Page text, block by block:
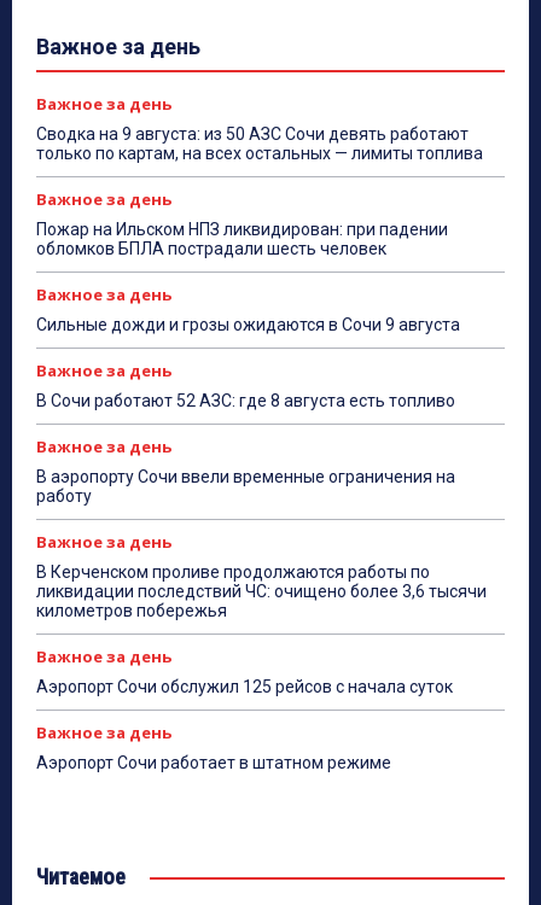
Важное за день
Важное за день
Сводка на 9 августа: из 50 АЗС Сочи девять работают
только по картам, на всех остальных — лимиты топлива
Важное за день
Пожар на Ильском НПЗ ликвидирован: при падении
обломков БПЛА пострадали шесть человек
Важное за день
Сильные дожди и грозы ожидаются в Сочи 9 августа
Важное за день
В Сочи работают 52 АЗС: где 8 августа есть топливо
Важное за день
В аэропорту Сочи ввели временные ограничения на
работу
Важное за день
В Керченском проливе продолжаются работы по
ликвидации последствий ЧС: очищено более 3,6 тысячи
километров побережья
Важное за день
Аэропорт Сочи обслужил 125 рейсов с начала суток
Важное за день
Аэропорт Сочи работает в штатном режиме
Читаемое